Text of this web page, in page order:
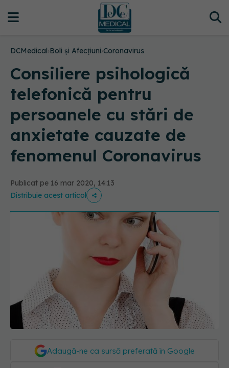
DCMedical›Boli și Afecțiuni›Coronavirus
Consiliere psihologică
telefonică pentru
persoanele cu stări de
anxietate cauzate de
fenomenul Coronavirus
Publicat pe 16 mar 2020, 14:13
Distribuie acest articol
Adaugă-ne ca sursă preferată în Google